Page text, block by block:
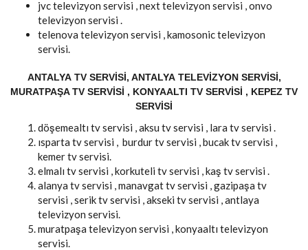
jvc televizyon servisi , next televizyon servisi , onvo
televizyon servisi .
telenova televizyon servisi , kamosonic televizyon
servisi.
ANTALYA TV SERVISI, ANTALYA TELEVIZYON SERVISI,
MURATPAŞA TV SERVISI , KONYAALTI TV SERVISI , KEPEZ TV
SERVISI
döşemealtı tv servisi , aksu tv servisi , lara tv servisi .
ısparta tv servisi , burdur tv servisi , bucak tv servisi ,
kemer tv servisi.
elmalı tv servisi , korkuteli tv servisi , kaş tv servisi .
alanya tv servisi , manavgat tv servisi , gazipaşa tv
servisi , serik tv servisi , akseki tv servisi , antlaya
televizyon servisi.
muratpaşa televizyon servisi , konyaaltı televizyon
servisi.